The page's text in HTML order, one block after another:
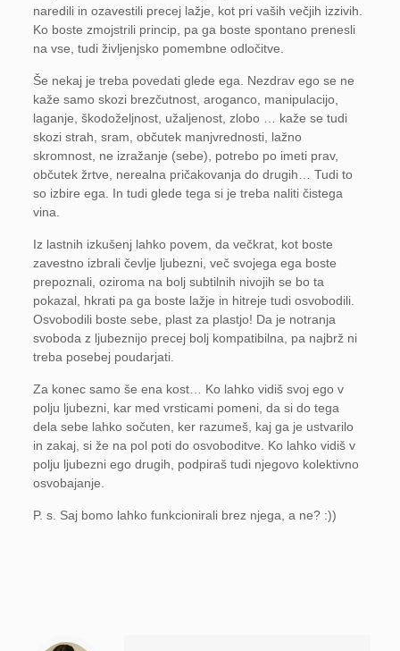
naredili in ozavestili precej lažje, kot pri vaših večjih izzivih.
Ko boste zmojstrili princip, pa ga boste spontano prenesli
na vse, tudi življenjsko pomembne odločitve.
Še nekaj je treba povedati glede ega. Nezdrav ego se ne
kaže samo skozi brezčutnost, aroganco, manipulacijo,
laganje, škodoželjnost, užaljenost, zlobo … kaže se tudi
skozi strah, sram, občutek manjvrednosti, lažno
skromnost, ne izražanje (sebe), potrebo po imeti prav,
občutek žrtve, nerealna pričakovanja do drugih… Tudi to
so izbire ega. In tudi glede tega si je treba naliti čistega
vina.
Iz lastnih izkušenj lahko povem, da večkrat, kot boste
zavestno izbrali čevlje ljubezni, več svojega ega boste
prepoznali, oziroma na bolj subtilnih nivojih se bo ta
pokazal, hkrati pa ga boste lažje in hitreje tudi osvobodili.
Osvobodili boste sebe, plast za plastjo! Da je notranja
svoboda z ljubeznijo precej bolj kompatibilna, pa najbrž ni
treba posebej poudarjati.
Za konec samo še ena kost… Ko lahko vidiš svoj ego v
polju ljubezni, kar med vrsticami pomeni, da si do tega
dela sebe lahko sočuten, ker razumeš, kaj ga je ustvarilo
in zakaj, si že na pol poti do osvoboditve. Ko lahko vidiš v
polju ljubezni ego drugih, podpiraš tudi njegovo kolektivno
osvobajanje.
P. s. Saj bomo lahko funkcionirali brez njega, a ne? :))